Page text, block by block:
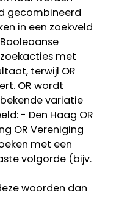
gecombineerd
in een zoekveld
zoekacties met
terwijl OR
OR wordt
variatie
- Den Haag OR
OR Vereniging
met een
volgorde (bijv.
woorden dan